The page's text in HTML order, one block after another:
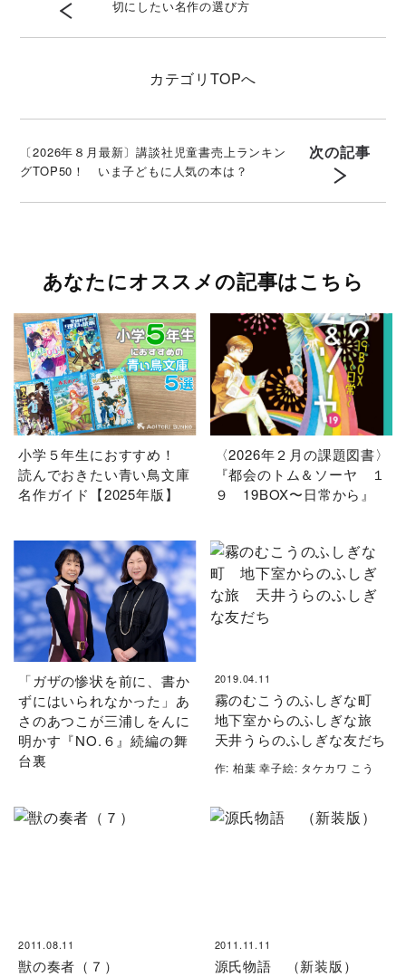
切にしたい名作の選び方
カテゴリ TOPへ
〔2026年８月最新〕講談社児童書売上ランキン
グTOP50！ いま子どもに人気の本は？
次の記事
あなたにオススメの記事はこちら
小学５年生におすすめ！
読んでおきたい青い鳥文庫
名作ガイド【2025年版】
〈2026年２月の課題図書〉
『都会のトム＆ソーヤ １
９ 19BOX〜日常から』
「ガザの惨状を前に、書か
ずにはいられなかった」あ
さのあつこが三浦しをんに
明かす『NO.６』続編の舞
台裏
2019.04.11
霧のむこうのふしぎな町
地下室からのふしぎな旅
天井うらのふしぎな友だち
作: 柏葉 幸子絵: タケカワ こう
2011.08.11
獣の奏者（７）
2011.11.11
源氏物語 （新装版）